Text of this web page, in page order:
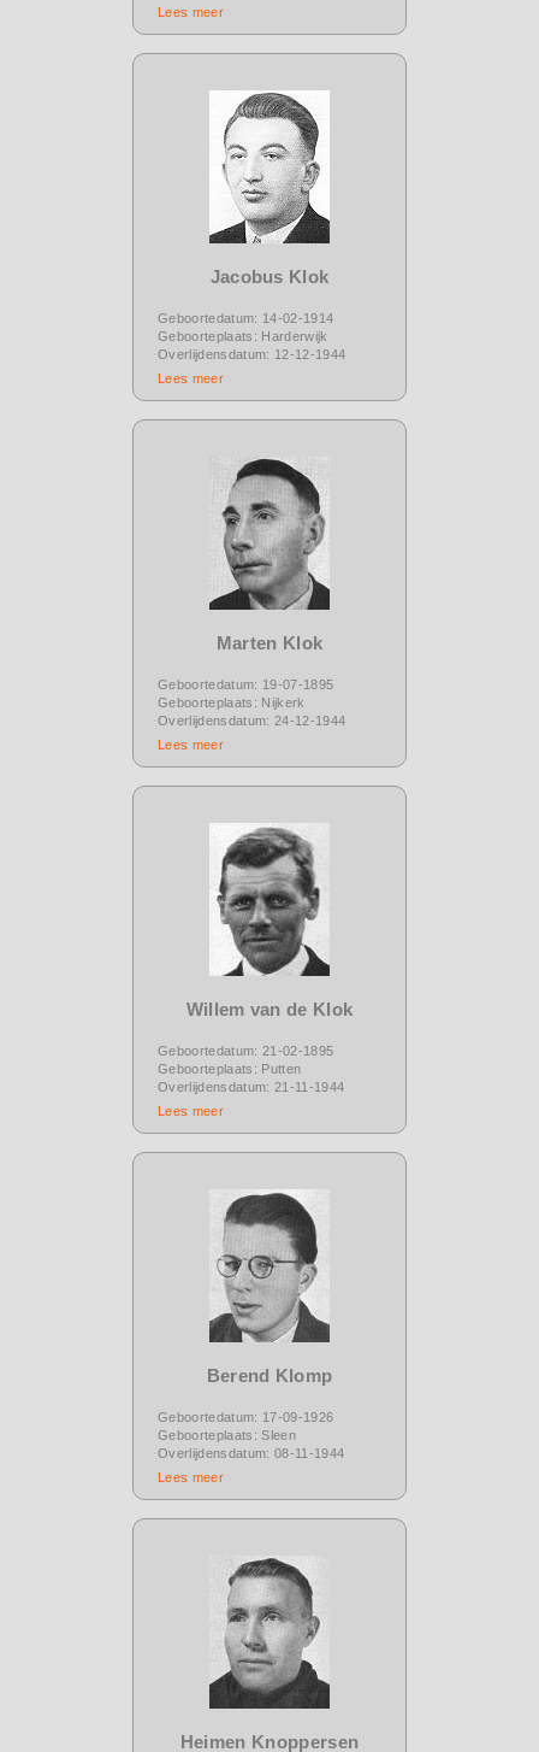
Lees meer
Jacobus Klok
Geboortedatum: 14-02-1914
Geboorteplaats: Harderwijk
Overlijdensdatum: 12-12-1944
Lees meer
Marten Klok
Geboortedatum: 19-07-1895
Geboorteplaats: Nijkerk
Overlijdensdatum: 24-12-1944
Lees meer
Willem van de Klok
Geboortedatum: 21-02-1895
Geboorteplaats: Putten
Overlijdensdatum: 21-11-1944
Lees meer
Berend Klomp
Geboortedatum: 17-09-1926
Geboorteplaats: Sleen
Overlijdensdatum: 08-11-1944
Lees meer
Heimen Knoppersen